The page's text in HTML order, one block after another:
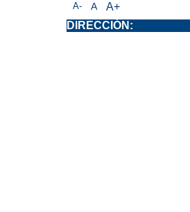
A- A A+
DIRECCIÓN: